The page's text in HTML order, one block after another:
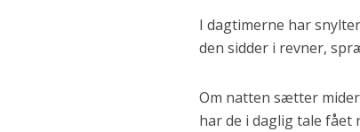
I dagtimerne har
den sidder i revner,
Om natten sætter
har de i daglig tale fået